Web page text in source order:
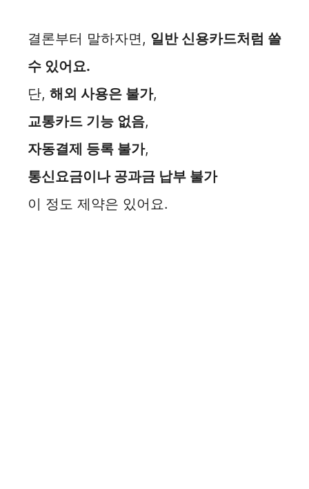
e
결론부터 말하자면, 일반 신용카드처럼 쓸
수 있어요.
단, 해외 사용은 불가,
교통카드 기능 없음,
자동결제 등록 불가,
통신요금이나 공과금 납부 불가
이 정도 제약은 있어요.